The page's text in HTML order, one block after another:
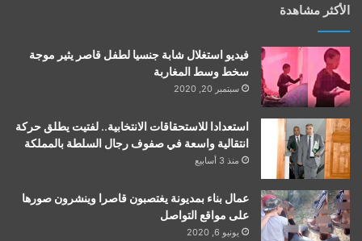
الأكثر مشاهدة
فيديو استغلال شابة جنسيا لطفل قاصر يثير موجة
سخط وسط المغاربة
سبتمبر 20, 2020
استعدادا للاستحقاقات الانتخابية.. لفتيت يطلق حركة
انتقالية واسعة في صفوف رجال السلطة بالمملكة
منذ 3 أسابيع
عمال بناء بمديونة يغتصبون قاصرا وينشرون صورها
على مواقع التواصل
يونيو 6, 2020